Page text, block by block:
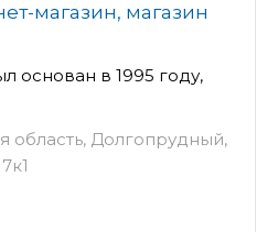
магазин, магазин
основан в 1995 году,
область, Долгопрудный,